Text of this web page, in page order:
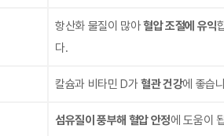
항산화 물질이 많아혈압 조절에 유익
다.
칼슘과 비타민 D가혈관 건강에 좋습
섬유질이 풍부해 혈압 안정에 도움이